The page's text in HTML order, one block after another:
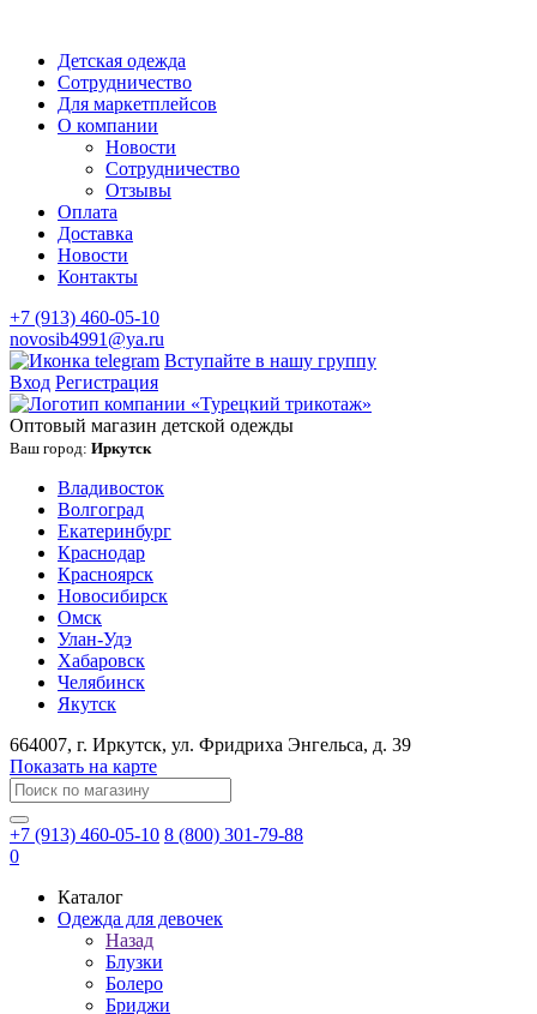
Детская одежда
Сотрудничество
Для маркетплейсов
О компании
Новости
Сотрудничество
Отзывы
Оплата
Доставка
Новости
Контакты
+7 (913) 460-05-10
novosib4991@ya.ru
Вступайте в нашу группу
Вход Регистрация
Оптовый магазин детской одежды
Ваш город: Иркутск
Владивосток
Волгоград
Екатеринбург
Краснодар
Красноярск
Новосибирск
Омск
Улан-Удэ
Хабаровск
Челябинск
Якутск
664007, г. Иркутск, ул. ​Фридриха Энгельса, д. 39
Показать на карте
+7 (913) 460-05-10 8 (800) 301-79-88
0
Каталог
Одежда для девочек
Назад
Блузки
Болеро
Бриджи